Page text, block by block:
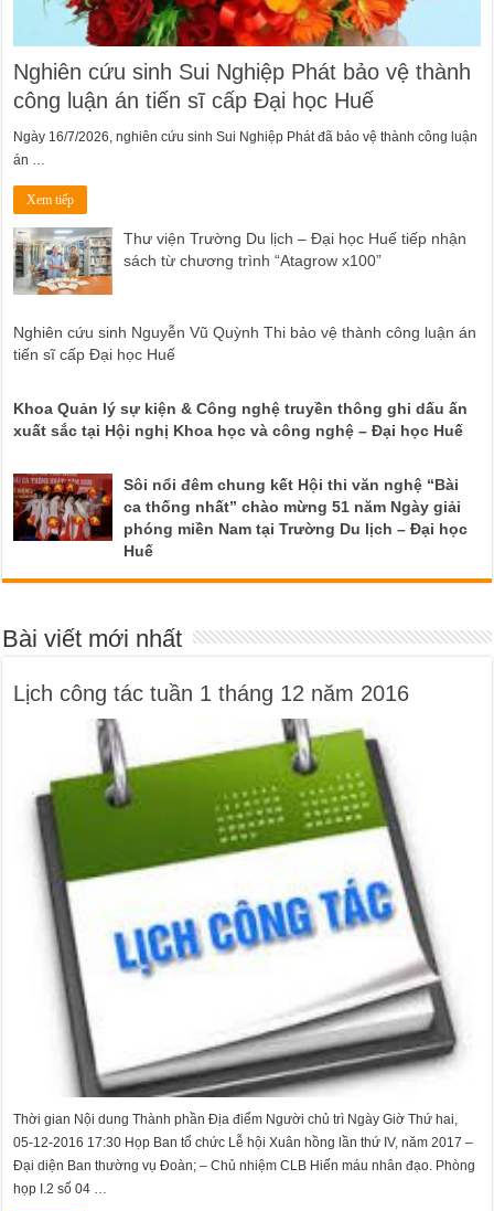
Nghiên cứu sinh Sui Nghiệp Phát bảo vệ thành
công luận án tiến sĩ cấp Đại học Huế
Ngày 16/7/2026, nghiên cứu sinh Sui Nghiệp Phát đã bảo vệ thành công luận
án …
Xem tiếp
Thư viện Trường Du lịch – Đại học Huế tiếp nhận
sách từ chương trình “Atagrow x100”
Nghiên cứu sinh Nguyễn Vũ Quỳnh Thi bảo vệ thành công luận án
tiến sĩ cấp Đại học Huế
Khoa Quản lý sự kiện & Công nghệ truyền thông ghi dấu ấn
xuất sắc tại Hội nghị Khoa học và công nghệ – Đại học Huế
Sôi nổi đêm chung kết Hội thi văn nghệ “Bài
ca thống nhất” chào mừng 51 năm Ngày giải
phóng miền Nam tại Trường Du lịch – Đại học
Huế
Bài viết mới nhất
Lịch công tác tuần 1 tháng 12 năm 2016
Thời gian Nội dung Thành phần Địa điểm Người chủ trì Ngày Giờ Thứ hai,
05-12-2016 17:30 Họp Ban tổ chức Lễ hội Xuân hồng lần thứ IV, năm 2017 –
Đại diện Ban thường vụ Đoàn; – Chủ nhiệm CLB Hiến máu nhân đạo. Phòng
họp I.2 số 04 …